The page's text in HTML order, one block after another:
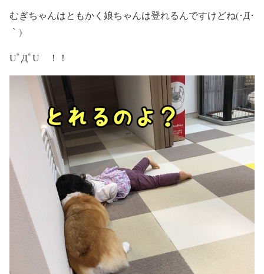
むぎちゃんはともかく娘ちゃんは登れるんですけどね(･Д･
｀)
UﾟДﾟU ！！